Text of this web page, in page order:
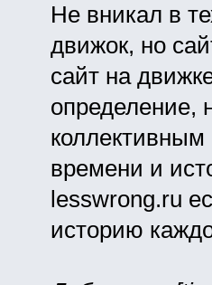
Не вникал в
движок, но
сайт на
определение,
времени и
lesswrong.ru
историю